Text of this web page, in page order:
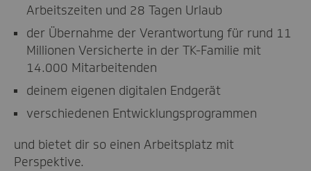
Arbeitszeiten und 28 Tagen Urlaub
der Übernahme der Verantwortung für rund 11
Millionen Versicherte in der TK-Familie mit
14.000 Mitarbeitenden
deinem eigenen digitalen Endgerät
verschiedenen Entwicklungsprogrammen
und bietet dir so einen Arbeitsplatz mit
Perspektive.